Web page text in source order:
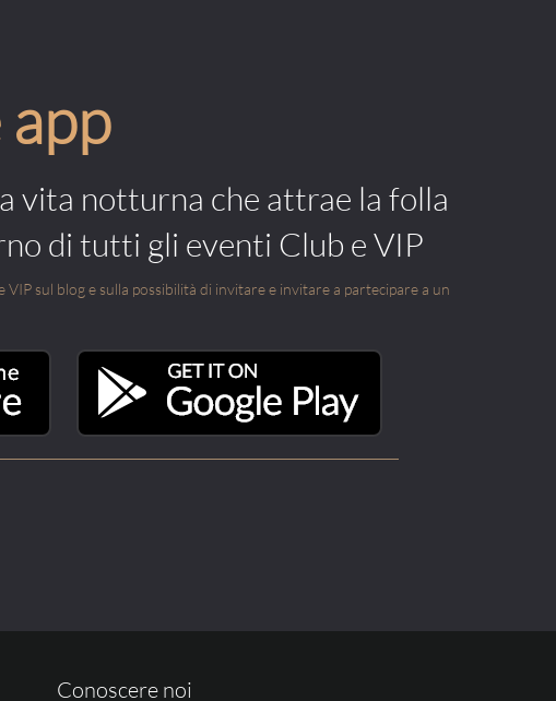
vita notturna che attrae la folla
di tutti gli eventi Club e VIP
sul blog e sulla possibilità di invitare e invitare a partecipare a un
Conoscere noi